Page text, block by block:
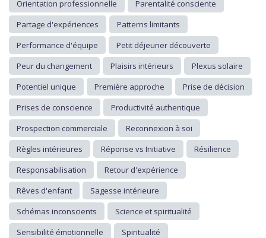
Orientation professionnelle
Parentalité consciente
Partage d'expériences
Patterns limitants
Performance d'équipe
Petit déjeuner découverte
Peur du changement
Plaisirs intérieurs
Plexus solaire
Potentiel unique
Première approche
Prise de décision
Prises de conscience
Productivité authentique
Prospection commerciale
Reconnexion à soi
Règles intérieures
Réponse vs Initiative
Résilience
Responsabilisation
Retour d'expérience
Rêves d'enfant
Sagesse intérieure
Schémas inconscients
Science et spiritualité
Sensibilité émotionnelle
Spiritualité